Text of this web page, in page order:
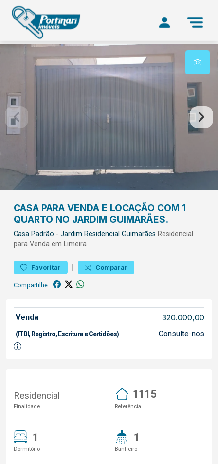
CASA PARA VENDA E LOCAÇÃO COM 1
QUARTO NO JARDIM GUIMARÃES.
Casa Padrão - Jardim Residencial Guimarães Residencial
para Venda em Limeira
Favoritar | Comparar
Compartilhe:
Venda 320.000,00
(ITBI, Registro, Escritura e Certidões) Consulte-nos
Residencial
Finalidade
1115
Referência
1
Dormitório
1
Banheiro